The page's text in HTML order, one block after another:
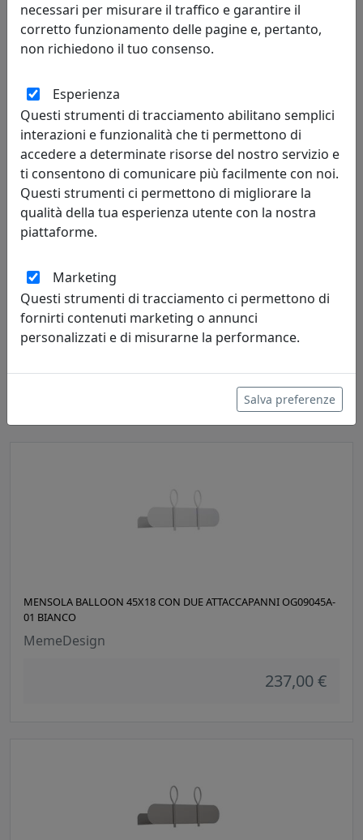
MENSOLA BALLOON 45X18 CON DUE ATTACCAPANNI OG09045A-
35 ORO
MemeDesign
MENSOLA BALLOON 45X18 CON DUE ATTACCAPANNI OG09045A-
36 OLIVA
MemeDesign
237,00 €
MENSOLA BALLOON 45X18 CON DUE ATTACCAPANNI OG09045A-
01 BIANCO
MemeDesign
237,00 €
necessari per misurare il traffico e garantire il
corretto funzionamento delle pagine e, pertanto,
non richiedono il tuo consenso.
Esperienza
Questi strumenti di tracciamento abilitano semplici
interazioni e funzionalità che ti permettono di
accedere a determinate risorse del nostro servizio e
ti consentono di comunicare più facilmente con noi.
Questi strumenti ci permettono di migliorare la
qualità della tua esperienza utente con la nostra
piattaforme.
Marketing
Questi strumenti di tracciamento ci permettono di
fornirti contenuti marketing o annunci
personalizzati e di misurarne la performance.
Salva preferenze